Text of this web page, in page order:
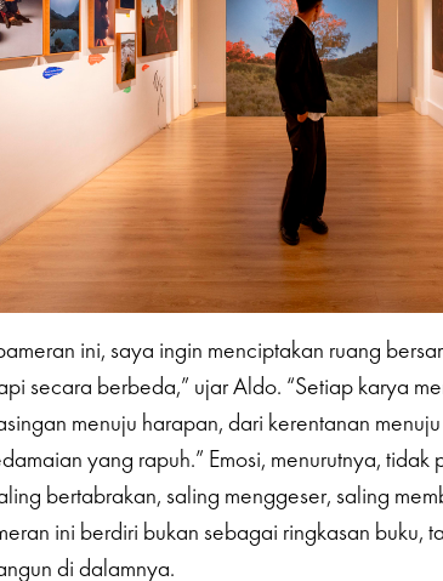
ini, saya ingin menciptakan ruang
secara berbeda,” ujar Aldo. “Setiap karya
menuju harapan, dari kerentanan
yang rapuh.” Emosi, menurutnya, tidak
bertabrakan, saling menggeser, saling
ini berdiri bukan sebagai ringkasan buku,
di dalamnya.